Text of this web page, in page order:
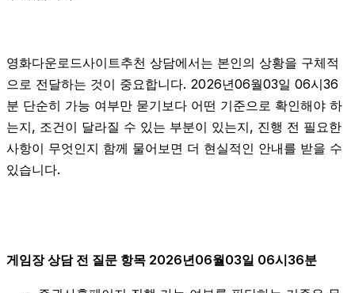
영화다운로드사이트추천 상담에서는 본인의 상황을 구체적
으로 전달하는 것이 중요합니다. 2026년06월03일 06시36
분 단순히 가능 여부만 묻기보다 어떤 기준으로 확인해야 하
는지, 조건이 달라질 수 있는 부분이 있는지, 진행 전 필요한
사항이 무엇인지 함께 물어보면 더 현실적인 안내를 받을 수
있습니다.
게임장 상담 전 질문 항목 2026년06월03일 06시36분